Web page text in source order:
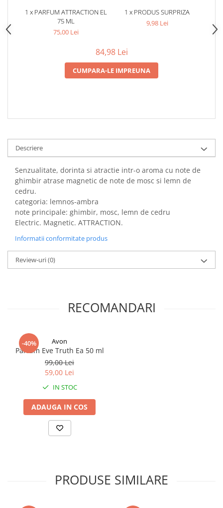
1 x PARFUM ATTRACTION EL
75 ML
75,00 Lei
1 x PRODUS SURPRIZA
9,98 Lei
84,98 Lei
CUMPARA-LE IMPREUNA
Descriere
Senzualitate, dorinta si atractie intr-o aroma cu note de
ghimbir atrase magnetic de note de mosc si lemn de
cedru.
categoria: lemnos-ambra
note principale: ghimbir, mosc, lemn de cedru
Electric. Magnetic. ATTRACTION.
Informatii conformitate produs
Review-uri(0)
RECOMANDARI
-40% Avon
Parfum Eve Truth Ea 50 ml
99,00 Lei
59,00 Lei
IN STOC
ADAUGA IN COS
PRODUSE SIMILARE